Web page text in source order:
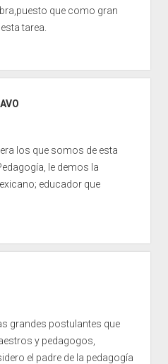
que como gran
tarea.
los que somos de esta
le demos la
educador que
grandes postulantes que
y pedagogos,
el padre de la pedagogía